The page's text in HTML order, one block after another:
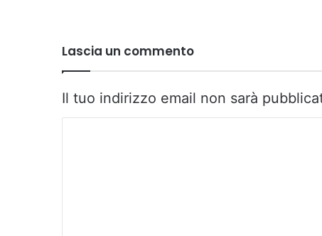
Lascia un commento
Il tuo indirizzo email non sarà